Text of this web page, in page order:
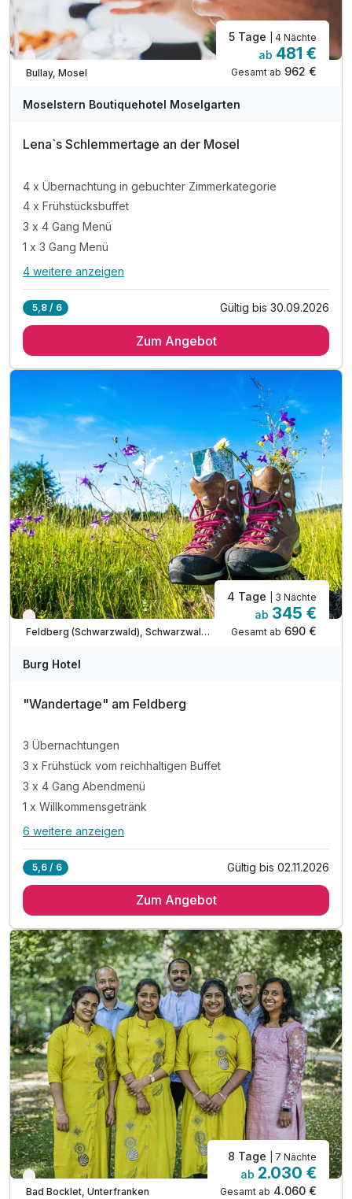
Nur noch bis September
Bullay, Mosel
5 Tage | 4 Nächte
ab 481 €
Gesamt ab 962 €
Moselstern Boutiquehotel Moselgarten
Lena`s Schlemmertage an der Mosel
4 x Übernachtung in gebuchter Zimmerkategorie
4 x Frühstücksbuffet
3 x 4 Gang Menü
1 x 3 Gang Menü
Alle Inklusivleistungen
1 x Weinprobe beim Winzer
1 x Kaffee und Kuchen
inkl. 1 Fl. Wasser
inkl. WLAN
4 weitere anzeigen
5,8 / 6 Gültig bis 30.09.2026
Zum Angebot
Nur noch Restplätze
Feldberg (Schwarzwald), Schwarzwald Süd
4 Tage | 3 Nächte
ab 345 €
Gesamt ab 690 €
Burg Hotel
"Wandertage" am Feldberg
3 Übernachtungen
3 x Frühstück vom reichhaltigen Buffet
3 x 4 Gang Abendmenü
1 x Willkommensgetränk
Alle Inklusivleistungen
3 x Frühstück vom reichhaltigen Buffet
1 x Willkommensgetränk
inkl. Entspannung im Sauna- und Ruhebereich
inkl. KONUS: kostenlose Nutzung des ÖPNV
inkl. Wanderkarte (leihweise) & Wandervorschläge
inkl. Wanderrucksack (leihweise)
inkl. Parkplatz (Außenstellplatz)
inkl. WLAN
6 weitere anzeigen
5,6 / 6 Gültig bis 02.11.2026
Zum Angebot
Verfügbar bis November
Bad Bocklet, Unterfranken
8 Tage | 7 Nächte
ab 2.030 €
Gesamt ab 4.060 €